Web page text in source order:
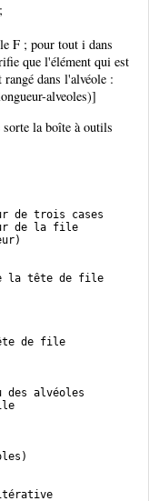
F ; pour tout i dans
que l'élément qui est
dans l'alvéole :
alveoles)]
sorte la boîte à outils
de trois cases
de la file
la tête de file
de file
alvéoles